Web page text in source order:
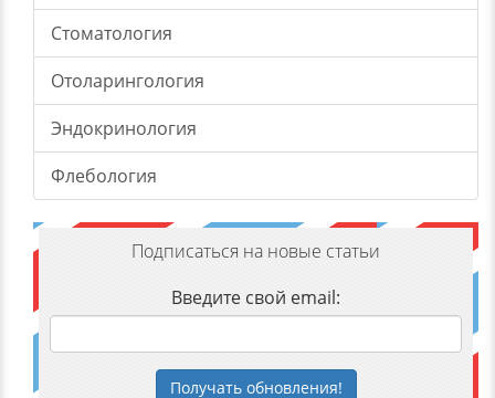
Стоматология
Отоларингология
Эндокринология
Флебология
Подписаться на новые статьи
Введите свой email:
Получатьобновления!